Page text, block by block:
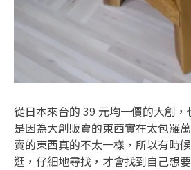
從日本來台的 39 元均一價的大創
是因為大創販賣的東西實在太包羅
賣的東西真的不太一樣，所以有時
逛，仔細地尋找，才會找到自己想